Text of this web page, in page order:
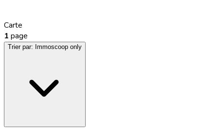
Carte
1 page
Trier par: Immoscoop only